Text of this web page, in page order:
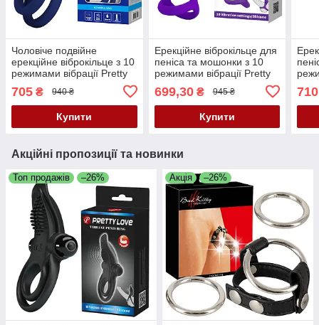
Чоловіче подвійне
ерекційне віброкільце з 10
режимами вібрації Pretty
Butterfly 🌟
705 ₴ 940 ₴
Купити
Ерекційне віброкільце для
пеніса та мошонки з 10
режимами вібрації Pretty
Love Vibration Cock Ring
Purple
699,30₴ 945 ₴
Купити
Акційні пропозиції та новинки
Топ продажів –26% Акція –26%